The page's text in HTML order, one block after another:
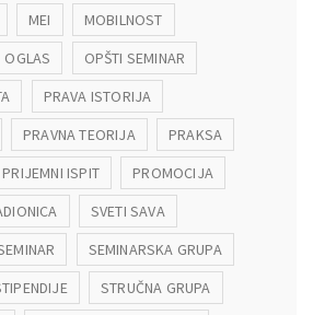
MEI
MOBILNOST
OGLAS
OPŠTI SEMINAR
PRAVA ISTORIJA
PRAVNA TEORIJA
PRAKSA
PRIJEMNI ISPIT
PROMOCIJA
SVETI SAVA
SEMINARSKA GRUPA
STRUČNA GRUPA